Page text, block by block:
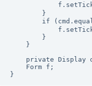
        }
if
        }
    }
private Display
    Form f;